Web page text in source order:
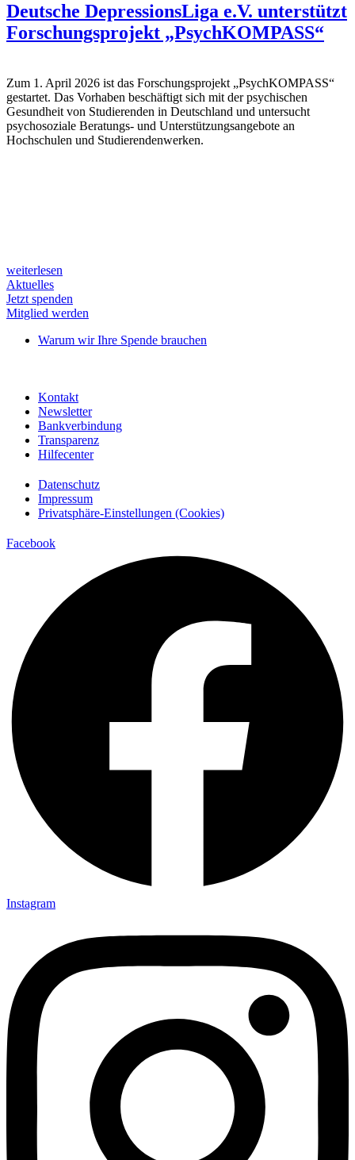
Deutsche DepressionsLiga e.V. unterstützt
Forschungsprojekt „PsychKOMPASS“
Zum 1. April 2026 ist das Forschungsprojekt „PsychKOMPASS“
gestartet. Das Vorhaben beschäftigt sich mit der psychischen
Gesundheit von Studierenden in Deutschland und untersucht
psychosoziale Beratungs- und Unterstützungsangebote an
Hochschulen und Studierendenwerken.
weiterlesen
Aktuelles
Jetzt spenden
Mitglied werden
Warum wir Ihre Spende brauchen
Kontakt
Newsletter
Bankverbindung
Transparenz
Hilfecenter
Datenschutz
Impressum
Privatsphäre-Einstellungen (Cookies)
Facebook
Instagram